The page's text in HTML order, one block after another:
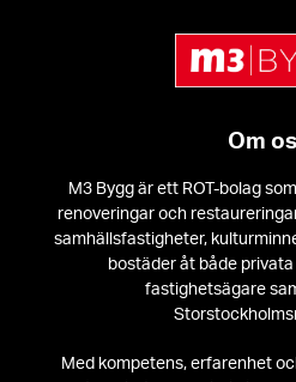
Om
M3 Bygg är ett ROT-bolag
renoveringar och
samhällsfastigheter,
bostäder åt både
fastighetsägare
Med kompetens, erfarenhet